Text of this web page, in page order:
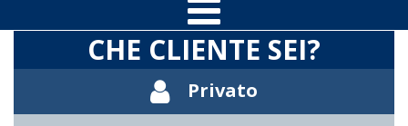
CHE CLIENTE SEI?
Privato